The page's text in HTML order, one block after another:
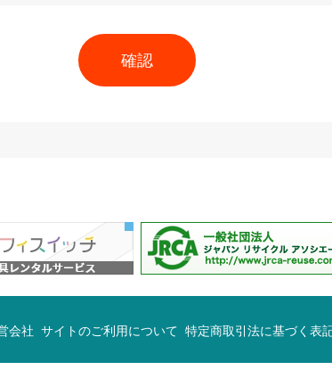
会社 サイトのご利用について 特定商取引法に基づく表